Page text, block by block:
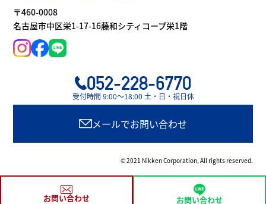
お問い合わせ お問い合わせ
〒460-0008
名古屋市中区栄1-17-16藤和シティコープ栄1階
052-228-6770
受付時間 9:00〜18:00 土・日・祝日休
メールでお問い合わせ
© 2021 Nikken Corporation, All rights reserved.